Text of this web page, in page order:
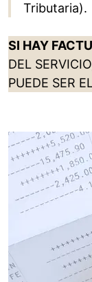
Tributaria).
SI HAY
DEL
PUEDE SER